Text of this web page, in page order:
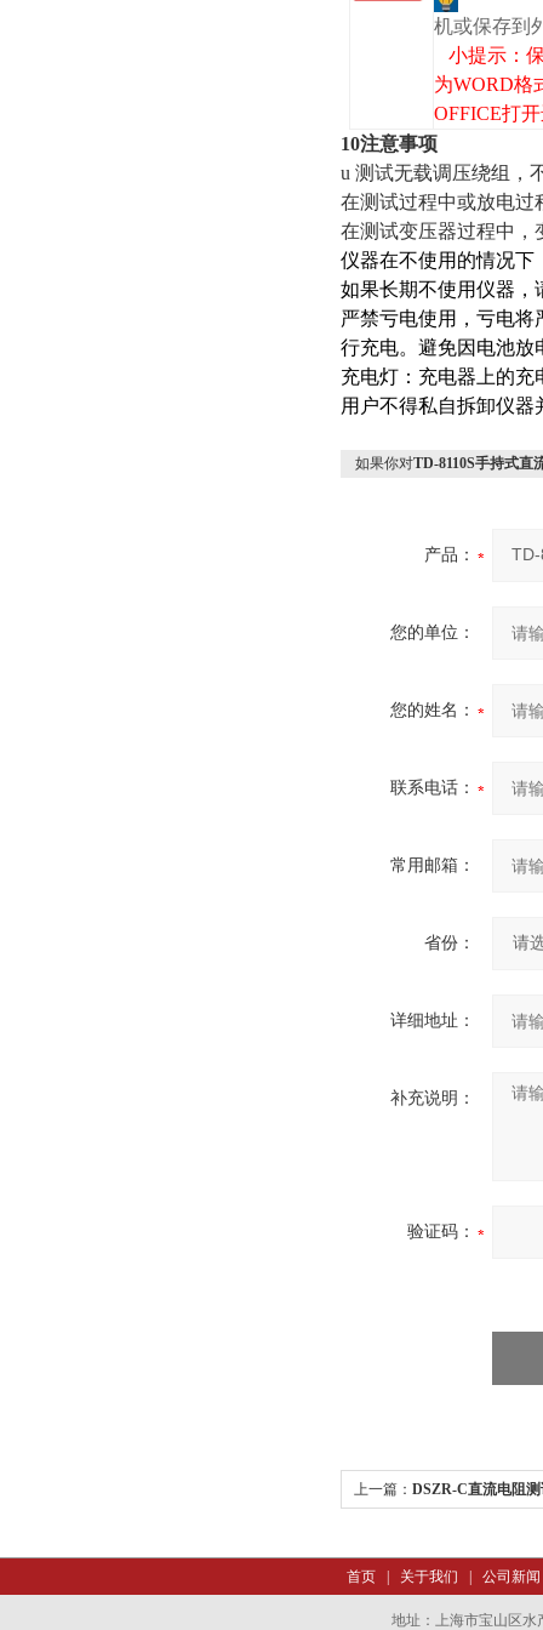
机或保存到
小提示：
为WORD格
OFFICE打
10注意事项
u 测试无载调压绕组，
在测试过程中或放电过
在测试变压器过程中，
仪器在不使用的情况下
如果长期不使用仪器，
严禁亏电使用，亏电
行充电。避免因电池放
充电灯：充电器上的充
用户不得私自拆卸仪器
如果你对TD-8110S手持式直
产品：
您的单位：
您的姓名：
联系电话：
常用邮箱：
省份：
详细地址：
补充说明：
验证码：
上一篇： DSZR-C直流电阻测
首页| 关于我们 公司新闻
地址：上海市宝山区水